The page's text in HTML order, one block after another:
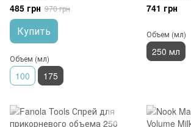
485 грн 970 грн
Купить
Объем (мл)
100 175
741 грн
Объем (мл)
250 мл